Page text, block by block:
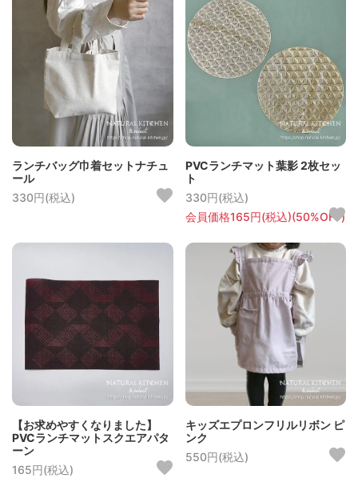
ランチバッグ巾着セットナチュ
ール
330円(税込)
PVCランチマット葉影 2枚セッ
ト
330円(税込)
会員価格165円(税込)(50%OFF)
【お求めやすくなりました】
PVCランチマットスクエアパタ
ーン
165円(税込)
キッズエプロンフリルリボン ピ
ンク
550円(税込)